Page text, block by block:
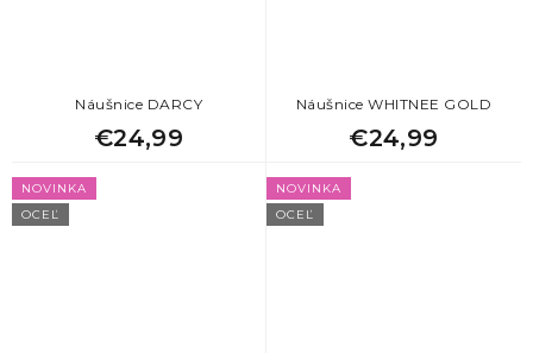
Náušnice DARCY
€24,99
Náušnice WHITNEE GOLD
€24,99
NOVINKA
OCEĽ
NOVINKA
OCEĽ